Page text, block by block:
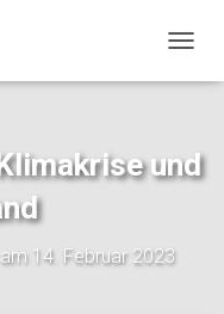
A
A
und
14. Februar 2023